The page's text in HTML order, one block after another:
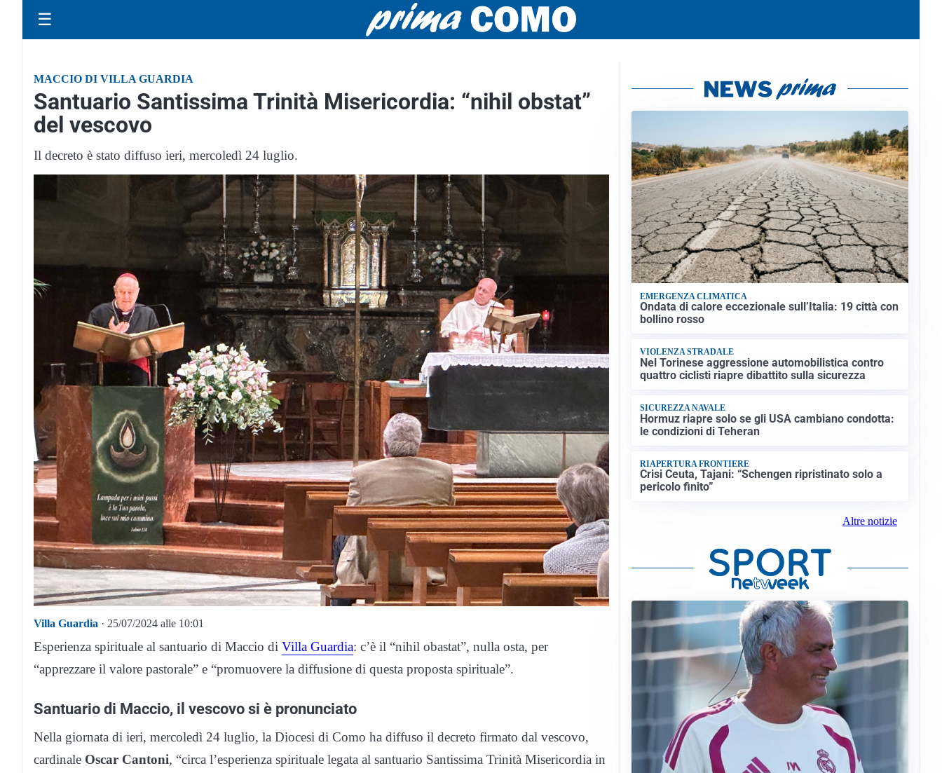
☰
MACCIO DI VILLA GUARDIA
Santuario Santissima Trinità Misericordia: “nihil obstat”
del vescovo
Il decreto è stato diffuso ieri, mercoledì 24 luglio.
Villa Guardia · 25/07/2024 alle 10:01
Esperienza spirituale al santuario di Maccio di Villa Guardia: c’è il “nihil obastat”, nulla osta, per
“apprezzare il valore pastorale” e “promuovere la diffusione di questa proposta spirituale”.
Santuario di Maccio, il vescovo si è pronunciato
Nella giornata di ieri, mercoledì 24 luglio, la Diocesi di Como ha diffuso il decreto firmato dal vescovo,
cardinale Oscar Cantoni, “circa l’esperienza spirituale legata al santuario Santissima Trinità Misericordia in
EMERGENZA CLIMATICA
Ondata di calore eccezionale sull’Italia: 19 città con
bollino rosso
VIOLENZA STRADALE
Nel Torinese aggressione automobilistica contro
quattro ciclisti riapre dibattito sulla sicurezza
SICUREZZA NAVALE
Hormuz riapre solo se gli USA cambiano condotta:
le condizioni di Teheran
RIAPERTURA FRONTIERE
Crisi Ceuta, Tajani: “Schengen ripristinato solo a
pericolo finito”
Altre notizie